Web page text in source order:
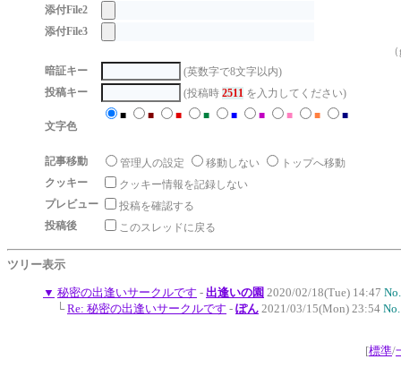
添付File2
添付File3
暗証キー
(英数字で8文字以内)
投稿キー
(投稿時 2511 を入力してください)
文字色
■ ■ ■ ■ ■ ■ ■ ■ ■
記事移動 管理人の設定 移動しない
トップへ移動
クッキー
クッキー情報を記録しない
プレビュー
投稿を確認する
投稿後
このスレッドに戻る
ツリー表示
▼ 秘密の出逢いサークルです - 出逢いの園 2020/02/18(Tue) 14:47
└Re: 秘密の出逢いサークルです - ぽん 2021/03/15(Mon) 23:54
[標準/